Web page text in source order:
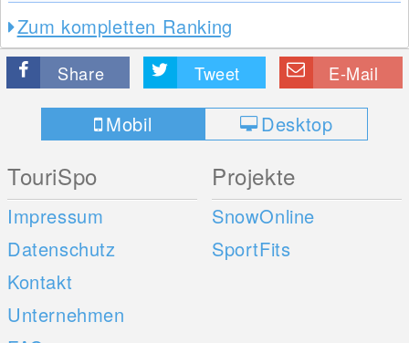
Zum kompletten Ranking
Share Tweet E-Mail
Mobil Desktop
TouriSpo
Impressum
Datenschutz
Kontakt
Unternehmen
Projekte
SnowOnline
SportFits